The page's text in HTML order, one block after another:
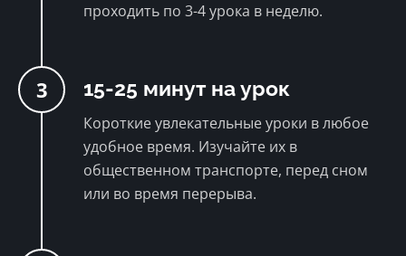
проходить по 3-4 урока в неделю.
3 15-25 минут на урок
Короткие увлекательные уроки в любое
удобное время. Изучайте их в
общественном транспорте, перед сном
или во время перерыва.